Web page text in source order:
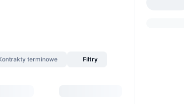
terminowe Filtry